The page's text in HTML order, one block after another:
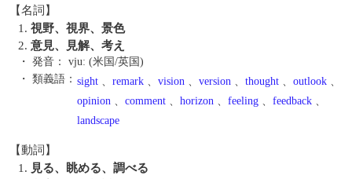
【名詞】
1. 視野、視界、景色
2. 意見、見解、考え
・ 発音：
vjuː (米国/英国)
・ 類義語： sight 、 remark 、 vision 、 version 、 thought 、 outlook 、
opinion 、 comment 、 horizon 、 feeling 、 feedback 、
landscape
【動詞】
1. 見る、眺める、調べる